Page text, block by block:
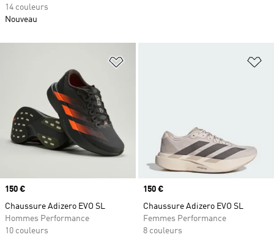
Ajouter à la Liste de produits
Prix
150 €
Chaussure Adizero EVO SL
Hommes Performance
10 couleurs
Prix
150 €
Chaussure Adizero EVO SL
Femmes Performance
8 couleurs
14 couleurs
Nouveau